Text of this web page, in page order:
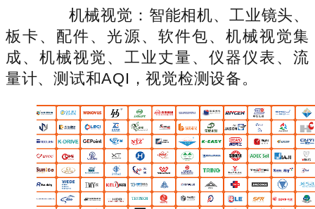
机械视觉：智能相机、工业镜头、
板卡、配件、光源、软件包、机械视觉集
成、机械视觉、工业丈量、仪器仪表、流
量计、测试和AQI，视觉检测设备。